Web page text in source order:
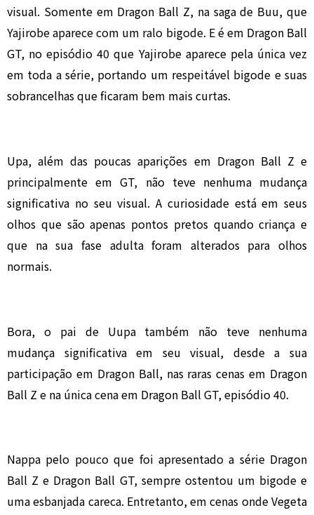
visual. Somente em Dragon Ball Z, na saga de Buu, que
Yajirobe aparece com um ralo bigode. E é em Dragon Ball
GT, no episódio 40 que Yajirobe aparece pela única vez
em toda a série, portando um respeitável bigode e suas
sobrancelhas que ficaram bem mais curtas.
Upa, além das poucas aparições em Dragon Ball Z e
principalmente em GT, não teve nenhuma mudança
significativa no seu visual. A curiosidade está em seus
olhos que são apenas pontos pretos quando criança e
que na sua fase adulta foram alterados para olhos
normais.
Bora, o pai de Uupa também não teve nenhuma
mudança significativa em seu visual, desde a sua
participação em Dragon Ball, nas raras cenas em Dragon
Ball Z e na única cena em Dragon Ball GT, episódio 40.
Nappa pelo pouco que foi apresentado a série Dragon
Ball Z e Dragon Ball GT, sempre ostentou um bigode e
uma esbanjada careca. Entretanto, em cenas onde Vegeta